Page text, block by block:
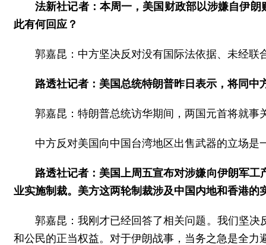
法新社记者：本周一，美国财政部以涉嫌自伊
此有何回应？
郭嘉昆：中方坚决反对没有国际法依据、未经
路透社记者：美国总统特朗普昨日表示，将同
郭嘉昆：特朗普总统访华期间，两国元首将就
中方反对美国向中国台湾地区出售武器的立场
路透社记者：美国上周五宣布对涉嫌向伊朗军
业实施制裁。美方这两轮制裁涉及中国内地和香港
郭嘉昆：我刚才已经回答了相关问题。我们坚
和公民的正当权益。对于伊朗战事，当务之急是全